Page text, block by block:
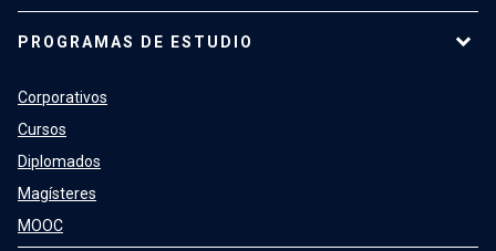
PROGRAMAS DE ESTUDIO
Corporativos
Cursos
Diplomados
Magísteres
MOOC